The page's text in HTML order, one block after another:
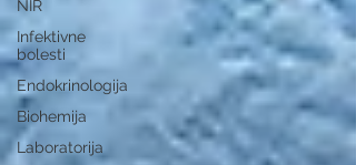
NIR
Infektivne
bolesti
Endokrinologija
Biohemija
Laboratorija